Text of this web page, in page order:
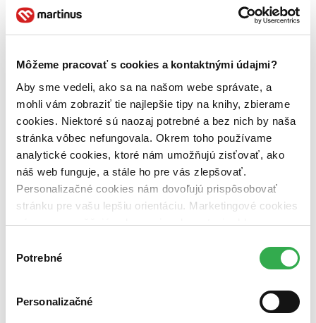
Môžeme pracovať s cookies a kontaktnými údajmi?
Aby sme vedeli, ako sa na našom webe správate, a
mohli vám zobraziť tie najlepšie tipy na knihy, zbierame
cookies. Niektoré sú naozaj potrebné a bez nich by naša
stránka vôbec nefungovala. Okrem toho používame
analytické cookies, ktoré nám umožňujú zisťovať, ako
náš web funguje, a stále ho pre vás zlepšovať.
Personalizačné cookies nám dovoľujú prispôsobovať
stránku pre vašu lepšiu orientáciu. Marketingové cookies
nám zas umožňujú zobrazenie relevantnej reklamy.
nám pomohlo, keby sme mohli používať všetky tieto
súhlasu
Potrebné
Personalizačné
Dostupnosť
na centrálnom sklade
predpredaj (0 titulov)predpredaj
dostupná (bez vypredaných) (0 titulov)dostupná (bez
Nové / čítané
nová (0 titulov)nová
čítaná (0 titulov)
čítaná
čítaná - výborný stav (0 titulov)
čítaná - výborný stav
čítaná - mierne opotrebovaná (0 titulov)čítaná - mierne
opotrebovaná
čítané verzie vypredaných kníh (0 titulov)čítané verzie
vypredaných kníh
Zúžiť výber
Zoradiť